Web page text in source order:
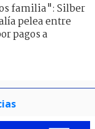
familia": Silber
pelea entre
pagos a